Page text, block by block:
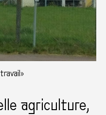
agriculture,